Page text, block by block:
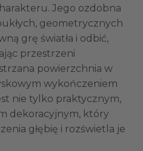
Jego ozdobna
geometrycznych
grę światła i odbić,
przestrzeni
powierzchnia w
wykończeniem
nie tylko praktycznym,
dekoracyjnym, który
głębię i rozświetla je